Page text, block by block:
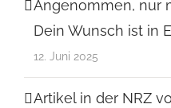
Angenommen, nur
Dein Wunsch ist in
12. Juni 2025
Artikel in der NRZ